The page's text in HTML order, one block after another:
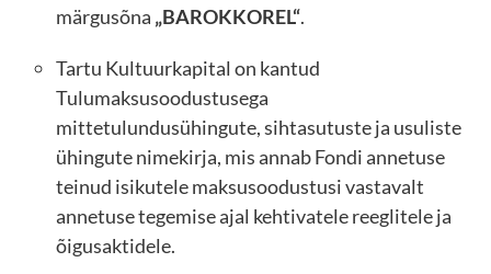
märgusõna „BAROKKOREL“.
Tartu Kultuurkapital on kantud
Tulumaksusoodustusega
mittetulundusühingute, sihtasutuste ja usuliste
ühingute nimekirja, mis annab Fondi annetuse
teinud isikutele maksusoodustusi vastavalt
annetuse tegemise ajal kehtivatele reeglitele ja
õigusaktidele.